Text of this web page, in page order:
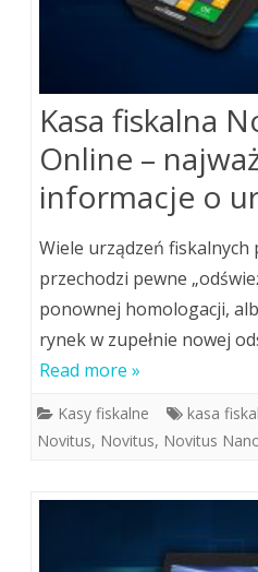
Kasa fiskalna
Online –
informacje o
Wiele urządzeń fiskalnych
przechodzi pewne
ponownej homologacji,
rynek w zupełnie nowej
Read more »
Kasy fiskalne kasa
Novitus, Novitus, Novitus